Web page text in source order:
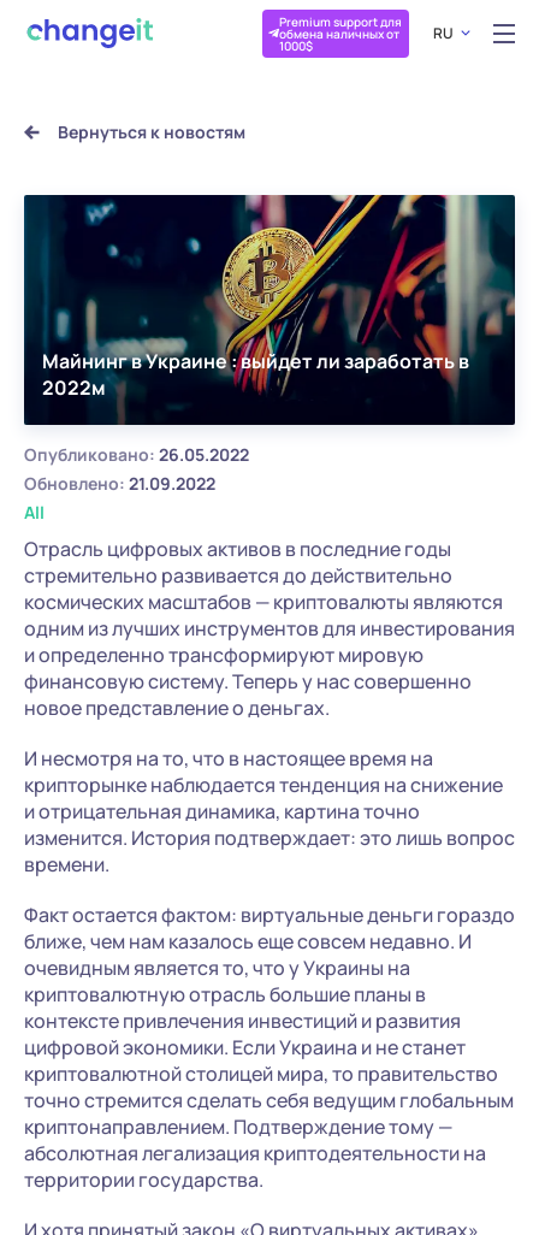
Premium support для
обмена наличных от
1000$
RU
Вернуться к новостям
Майнинг в Украине : выйдет ли заработать в
2022м
Опубликовано: 26.05.2022
Обновлено: 21.09.2022
All
Отрасль цифровых активов в последние годы
стремительно развивается до действительно
космических масштабов — криптовалюты являются
одним из лучших инструментов для инвестирования
и определенно трансформируют мировую
финансовую систему. Теперь у нас совершенно
новое представление о деньгах.
И несмотря на то, что в настоящее время на
крипторынке наблюдается тенденция на снижение
и отрицательная динамика, картина точно
изменится. История подтверждает: это лишь вопрос
времени.
Факт остается фактом: виртуальные деньги гораздо
ближе, чем нам казалось еще совсем недавно. И
очевидным является то, что у Украины на
криптовалютную отрасль большие планы в
контексте привлечения инвестиций и развития
цифровой экономики. Если Украина и не станет
криптовалютной столицей мира, то правительство
точно стремится сделать себя ведущим глобальным
криптонаправлением. Подтверждение тому —
абсолютная легализация криптодеятельности на
территории государства.